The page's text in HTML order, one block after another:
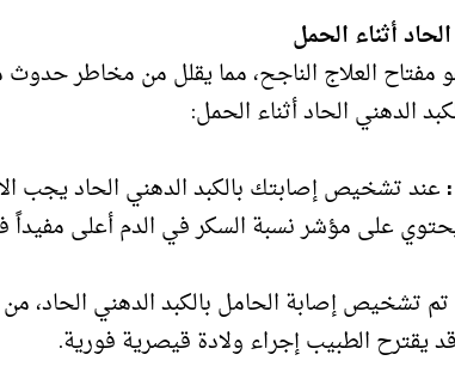
أثناء الحمل
مفتاح العلاج الناجح، مما يقلل من مخاطر
الدهني الحاد أثناء الحمل:
عند تشخيص إصابتك بالكبد الدهني الحاد يجب
على مؤشر نسبة السكر في الدم أعلى
تم تشخيص إصابة الحامل بالكبد الدهني الحاد، من
يقترح الطبيب إجراء ولادة قيصرية فورية.